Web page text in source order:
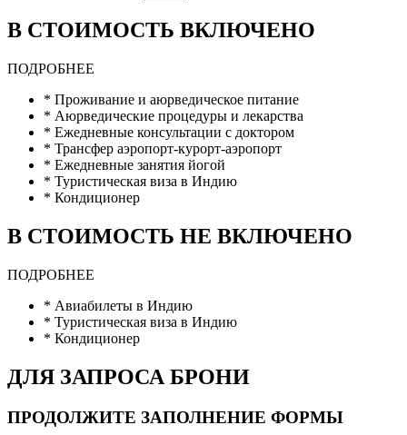
В СТОИМОСТЬ ВКЛЮЧЕНО
ПОДРОБНЕЕ
* Проживание и аюрведическое питание
* Аюрведические процедуры и лекарства
* Ежедневные консультации с доктором
* Трансфер аэропорт-курорт-аэропорт
* Ежедневные занятия йогой
* Туристическая виза в Индию
* Кондиционер
В СТОИМОСТЬ НЕ ВКЛЮЧЕНО
ПОДРОБНЕЕ
* Авиабилеты в Индию
* Туристическая виза в Индию
* Кондиционер
ДЛЯ ЗАПРОСА БРОНИ
ПРОДОЛЖИТЕ ЗАПОЛНЕНИЕ ФОРМЫ